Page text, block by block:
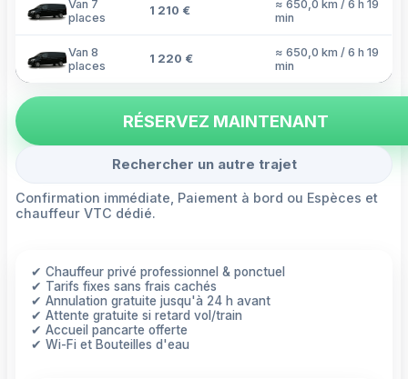
Van 7
places
1 210 €
≈ 650,0 km / 6 h 19
min
Van 8
places
1 220 €
≈ 650,0 km / 6 h 19
min
RÉSERVEZ MAINTENANT
Rechercher un autre trajet
Confirmation immédiate, Paiement à bord ou Espèces et
chauffeur VTC dédié.
✔ Chauffeur privé professionnel & ponctuel
✔ Tarifs fixes sans frais cachés
✔ Annulation gratuite jusqu'à 24 h avant
✔ Attente gratuite si retard vol/train
✔ Accueil pancarte offerte
✔ Wi-Fi et Bouteilles d'eau